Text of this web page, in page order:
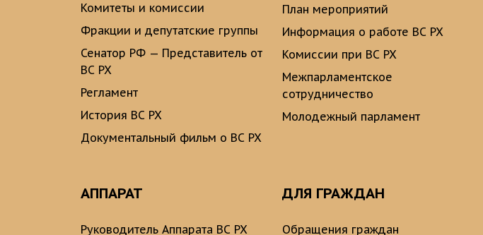
Комитеты и комиссии
Фракции и депутатские группы
Сенатор РФ — Представитель от
ВС РХ
Регламент
История ВС РХ
Документальный фильм о ВС РХ
План мероприятий
Информация о работе ВС РХ
Комиссии при ВС РХ
Межпарламентское
сотрудничество
Молодежный парламент
АППАРАТ
Руководитель Аппарата ВС РХ
ДЛЯ ГРАЖДАН
Обращения граждан